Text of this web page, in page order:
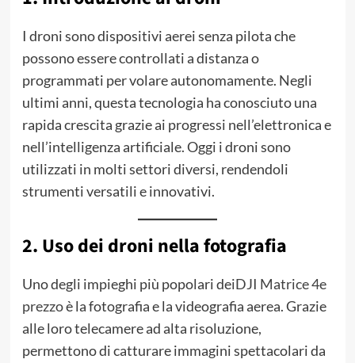
I droni sono dispositivi aerei senza pilota che
possono essere controllati a distanza o
programmati per volare autonomamente. Negli
ultimi anni, questa tecnologia ha conosciuto una
rapida crescita grazie ai progressi nell’elettronica e
nell’intelligenza artificiale. Oggi i droni sono
utilizzati in molti settori diversi, rendendoli
strumenti versatili e innovativi.
2. Uso dei droni nella fotografia
Uno degli impieghi più popolari deiDJI Matrice 4e
prezzoè la fotografia e la videografia aerea. Grazie
alle loro telecamere ad alta risoluzione,
permettono di catturare immagini spettacolari da